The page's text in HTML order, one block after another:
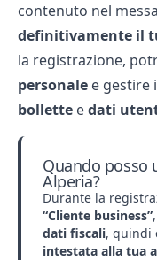
contenuto nel
definitivamente il
la registrazione,
personale e gestire
bollette edati
Quando posso
Alperia?
Durante la
“Cliente business”
dati fiscali, quindi
intestata alla tua